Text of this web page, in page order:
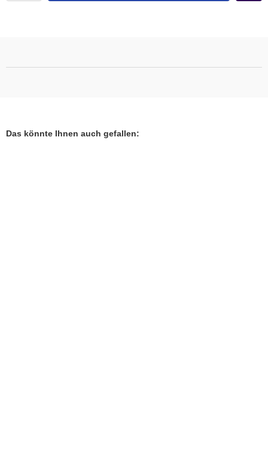
Das könnte Ihnen auch gefallen: